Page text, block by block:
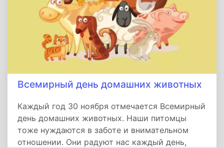
мировых конфликтов.
Всемирный день домашних животных
Каждый год 30 ноября отмечается Всемирный
день домашних животных. Наши питомцы
тоже нуждаются в заботе и внимательном
отношении. Они радуют нас каждый день,